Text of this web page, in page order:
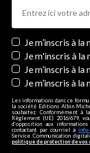
Newsletters
Je m’inscris à
Je m'inscris à
Je m’inscris à
Je m’inscris à
Les informations dans ce
la société Editions Albin
souhaitez. Conformément à
Règlement (UE) 2016/679,
d’opposition aux
contactant par courriel à
Service Communication
politique de protection de vos